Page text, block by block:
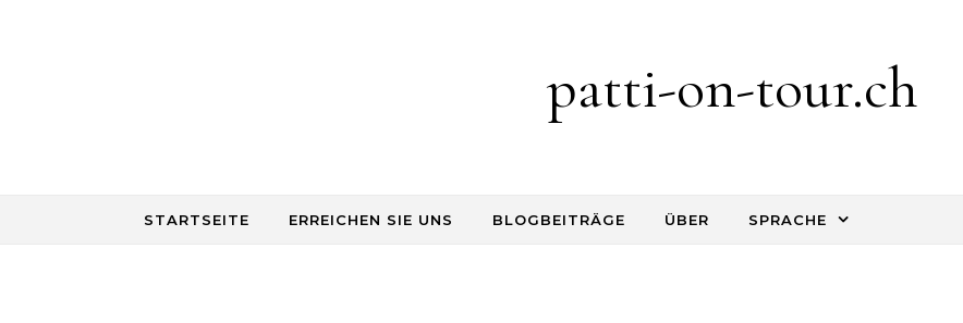
patti-on-tour.ch
STARTSEITE ERREICHEN SIE UNS BLOGBEITRÄGE ÜBER SPRACHE